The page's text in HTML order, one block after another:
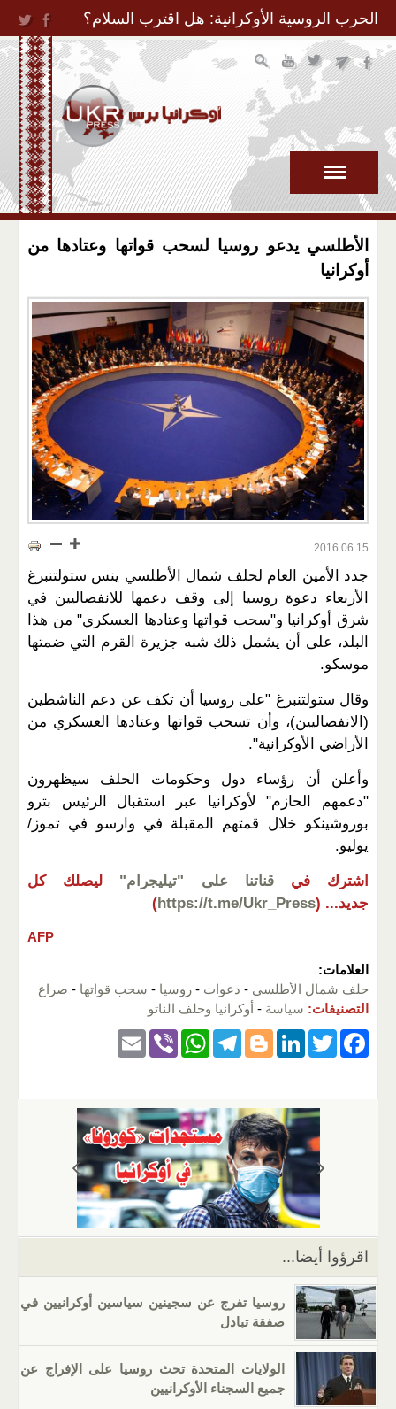
Jump to Navigation
الحرب الروسية الأوكرانية: هل اقترب السلام؟
الأطلسي يدعو روسيا لسحب قواتها وعتادها من
أوكرانيا
2016.06.15
جدد الأمين العام لحلف شمال الأطلسي ينس ستولتنبرغ
الأربعاء دعوة روسيا إلى وقف دعمها للانفصاليين في
شرق أوكرانيا و"سحب قواتها وعتادها العسكري" من هذا
البلد، على أن يشمل ذلك شبه جزيرة القرم التي ضمتها
موسكو.
وقال ستولتنبرغ "على روسيا أن تكف عن دعم الناشطين
(الانفصاليين)، وأن تسحب قواتها وعتادها العسكري من
الأراضي الأوكرانية".
وأعلن أن رؤساء دول وحكومات الحلف سيظهرون
"دعمهم الحازم" لأوكرانيا عبر استقبال الرئيس بترو
بوروشينكو خلال قمتهم المقبلة في وارسو في تموز/
يوليو.
اشترك في قناتنا على "تيليجرام"
ليصلك كل
جديد... (
https://t.me/Ukr_Press
)
AFP
العلامات:
حلف شمال الأطلسي - دعوات - روسيا - سحب قواتها - صراع
التصنيفات: سياسة - أوكرانيا وحلف الناتو
F
k
T
er
Li
e
dI
n
Bl
g
er
T
gr
a
m
W
s
A
p
p
Vi
اقرؤوا أيضا...
روسيا تفرج عن سجينين سياسين أوكرانيين في
صفقة تبادل
الولايات المتحدة تحث روسيا على الإفراج عن
جميع السجناء الأوكرانيين